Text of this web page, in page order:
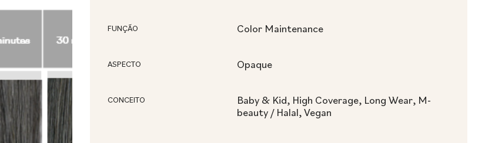
FUNÇÃO Color Maintenance
ASPECTO Opaque
CONCEITO
Baby & Kid, High Coverage, Long Wear, M-
beauty / Halal, Vegan